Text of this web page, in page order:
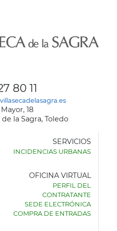
80 11
18
la Sagra, Toledo
SERVICIOS
INCIDENCIAS URBANAS
OFICINA VIRTUAL
PERFIL DEL
CONTRATANTE
SEDE ELECTRÓNICA
COMPRA DE ENTRADAS